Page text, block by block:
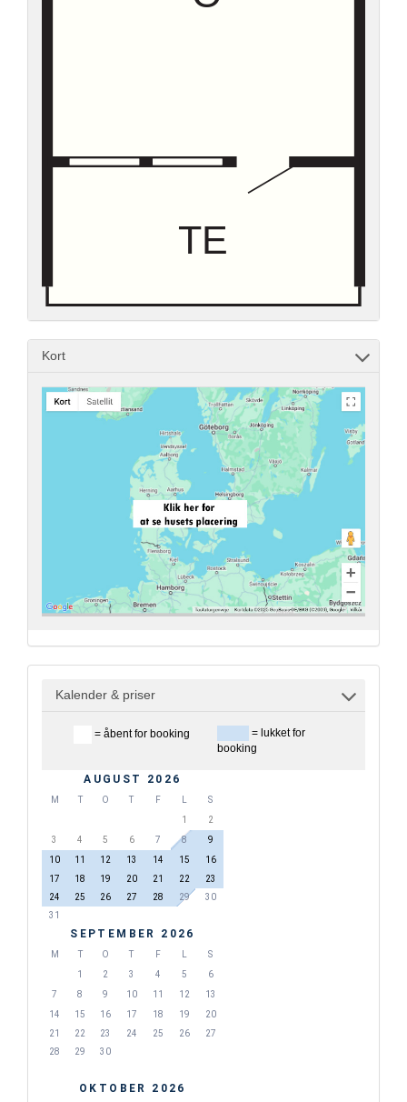
Kort
Kalender & priser
= åbent for booking
= lukket for
booking
AUGUST 2026
M T O T F
S
1
2
3
4 5 6 7 8
9
10
11 12 13 14 15
16
17
18 19 20 21 22
23
24
25 26 27 28 29
30
31
SEPTEMBER 2026
M T O T F
S
1
2 3 4 5
6
7
8 9 10 11 12
13
14
15 16 17 18 19
20
21
22 23 24 25 26
27
28
29 30
OKTOBER 2026